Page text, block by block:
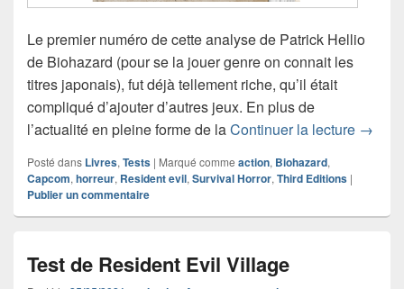
Le premier numéro de cette analyse de Patrick Hellio
de Biohazard (pour se la jouer genre on connait les
titres japonais), fut déjà tellement riche, qu’il était
compliqué d’ajouter d’autres jeux. En plus de
l’actualité en pleine forme de laContinuer la lecture →
Posté dans Livres, Tests | Marqué comme action, Biohazard,
Capcom, horreur, Resident evil, Survival Horror, Third Editions |
Publier un commentaire
Test de Resident Evil Village